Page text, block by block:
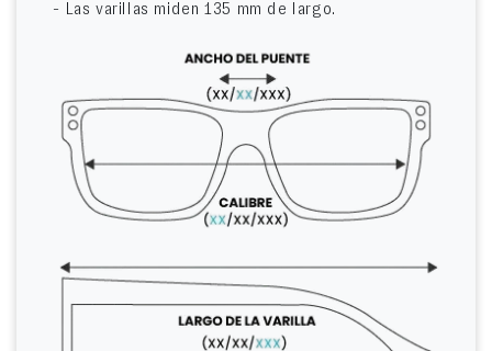
- Las varillas miden 135 mm de largo.